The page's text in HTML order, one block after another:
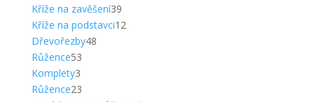
produktů
Kříže na zavěšení3939
produktů
Kříže na podstavci1212
Dřevořezby4848
Růžence5353
Komplety33
produkty
Růžence2323